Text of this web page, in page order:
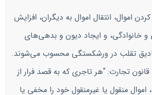
اموال، انتقال اموال به دیگران، افزایش
خانوادگی، و ایجاد دیون و بدهی‌های
تقلب در ورشکستگی محسوب می‌شوند.
بر اساس ماده ۶۷۲ قانون تجارت: “هر تاجری که به قصد فرار از
منقول یا غیرمنقول خود را مخفی یا